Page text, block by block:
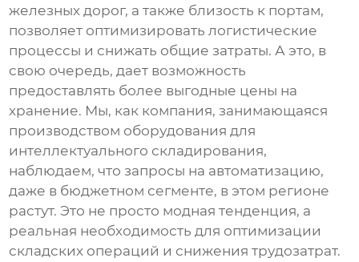
железных дорог, а также близость к портам,
позволяет оптимизировать логистические
процессы и снижать общие затраты. А это, в
свою очередь, дает возможность
предоставлять более выгодные цены на
хранение. Мы, как компания, занимающаяся
производством оборудования для
интеллектуального складирования,
наблюдаем, что запросы на автоматизацию,
даже в бюджетном сегменте, в этом регионе
растут. Это не просто модная тенденция, а
реальная необходимость для оптимизации
складских операций и снижения трудозатрат.